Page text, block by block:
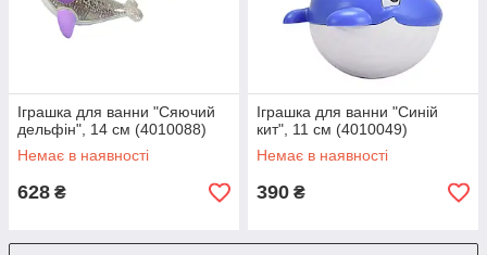
Іграшка для ванни "Сяючий
дельфiн", 14 см (4010088)
Немає в наявності
628 ₴
Іграшка для ванни "Синiй
кит", 11 см (4010049)
Немає в наявності
390 ₴